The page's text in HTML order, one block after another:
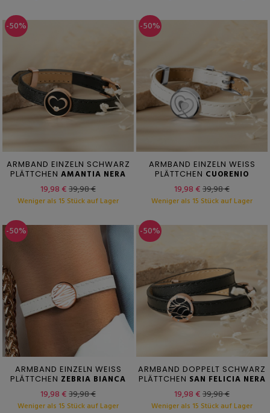
-50%
ARMBAND EINZELN SCHWARZ
PLÄTTCHEN AMANTIA NERA
19,98 €39,98 €
Weniger als 15 Stück auf Lager
-50%
ARMBAND EINZELN WEISS
PLÄTTCHEN CUORENIO
19,98 €39,98 €
Weniger als 15 Stück auf Lager
-50%
ARMBAND EINZELN WEISS
PLÄTTCHEN ZEBRIA BIANCA
19,98 €39,98 €
Weniger als 15 Stück auf Lager
-50%
ARMBAND DOPPELT SCHWARZ
PLÄTTCHEN SAN FELICIA NERA
19,98 €39,98 €
Weniger als 15 Stück auf Lager